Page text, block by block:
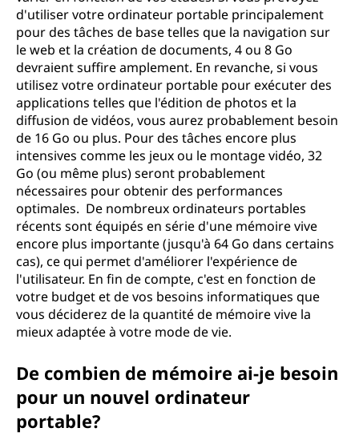
d'utiliser votre ordinateur portable principalement
pour des tâches de base telles que la navigation sur
le web et la création de documents, 4 ou 8 Go
devraient suffire amplement. En revanche, si vous
utilisez votre ordinateur portable pour exécuter des
applications telles que l'édition de photos et la
diffusion de vidéos, vous aurez probablement besoin
de 16 Go ou plus. Pour des tâches encore plus
intensives comme les jeux ou le montage vidéo, 32
Go (ou même plus) seront probablement
nécessaires pour obtenir des performances
optimales. De nombreux ordinateurs portables
récents sont équipés en série d'une mémoire vive
encore plus importante (jusqu'à 64 Go dans certains
cas), ce qui permet d'améliorer l'expérience de
l'utilisateur. En fin de compte, c'est en fonction de
votre budget et de vos besoins informatiques que
vous déciderez de la quantité de mémoire vive la
mieux adaptée à votre mode de vie.
De combien de mémoire ai-je besoin
pour un nouvel ordinateur
portable?